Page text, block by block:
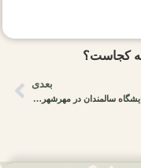
کجاست؟
بعدی
بهترین آسایشگاه سالمندان در مهرشهر کرج